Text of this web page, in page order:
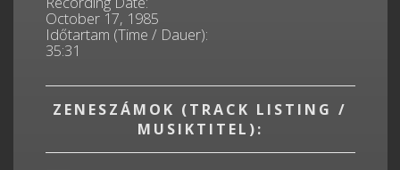
October 17, 1985
Időtartam (Time / Dauer):
35:31
ZENESZÁMOK (TRACK LISTING /
MUSIKTITEL):